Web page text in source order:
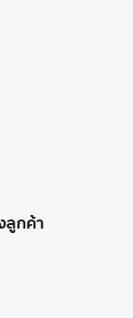
ลูกค้า